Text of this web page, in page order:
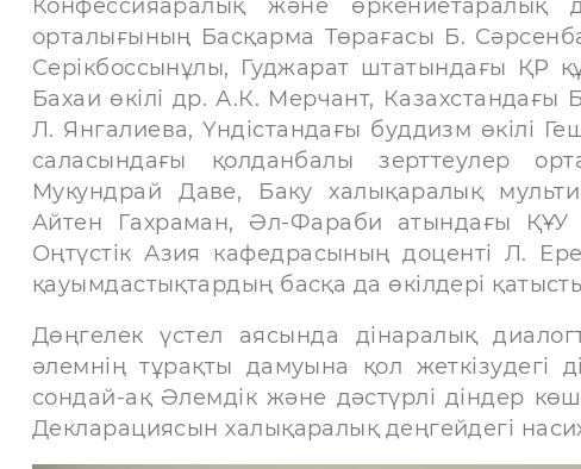
Конфессияаралық және
орталығының Басқарма Төрағасы Б.
Серікбоссынұлы, Гуджарат штатындағы ҚР
Бахаи өкілі др. А.К. Мерчант, Казахстандағы
Л. Янгалиева, Үндістандағы буддизм өкілі
саласындағы қолданбалы зерттеулер
Мукундрай Даве, Баку халықаралық
Айтен Гахраман, Әл-Фараби атындағы ҚҰУ
Оңтүстік Азия кафедрасының доценті Л.
қауымдастықтардың басқа да өкілдері
Дөңгелек үстел аясында дінаралық
әлемнің тұрақты дамуына қол
сондай-ақ Әлемдік және дәстүрлі діндер
Декларациясын халықаралық деңгейдегі